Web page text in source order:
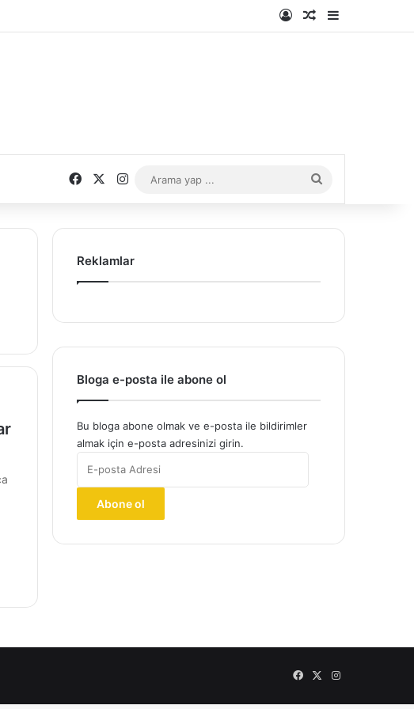
Kayıt OlRastgele Makale
Kenar
FacebookInstagram
yap
Reklamlar
Bloga e-posta ile abone ol
Bu bloga abone olmak ve e-posta ile bildirimler
almak için e-posta adresinizi girin.
posta
Abone ol
Facebook
X Instagram